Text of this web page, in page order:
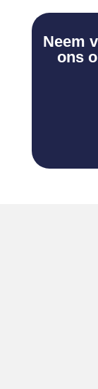
Neem
ons